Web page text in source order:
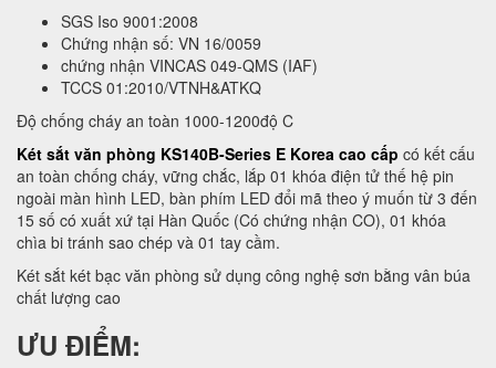
SGS Iso 9001:2008
Chứng nhận số: VN 16/0059
chứng nhận VINCAS 049-QMS (IAF)
TCCS 01:2010/VTNH&ATKQ
Độ chống cháy an toàn 1000-1200độ C
Két sắt văn phòng KS140B-Series E Korea cao cấp có kết cấu
an toàn chống cháy, vững chắc, lắp 01 khóa điện tử thế hệ pin
ngoài màn hình LED, bàn phím LED đổi mã theo ý muốn từ 3 đến
15 số có xuất xứ tại Hàn Quốc (Có chứng nhận CO), 01 khóa
chìa bi tránh sao chép và 01 tay cầm.
Két sắt két bạc văn phòng sử dụng công nghệ sơn bằng vân búa
chất lượng cao
ƯU ĐIỂM: